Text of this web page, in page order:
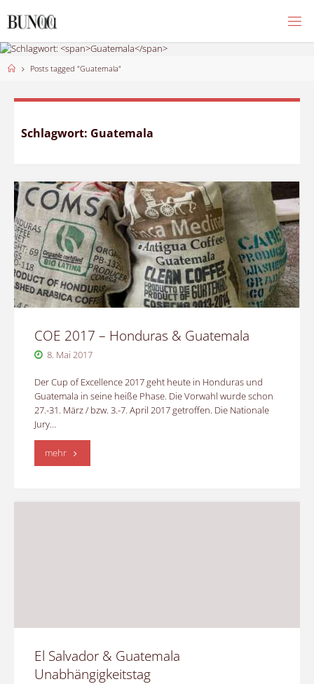
to
HomePosts tagged "Guatemala"
Schlagwort: Guatemala
COE 2017 – Honduras & Guatemala
8. Mai 2017
Der Cup of Excellence 2017 geht heute in Honduras und
Guatemala in seine heiße Phase. Die Vorwahl wurde schon
27.-31. März / bzw. 3.-7. April 2017 getroffen. Die Nationale
Jury…
mehr"COE
–
El Salvador & Guatemala
Unabhängigkeitstag